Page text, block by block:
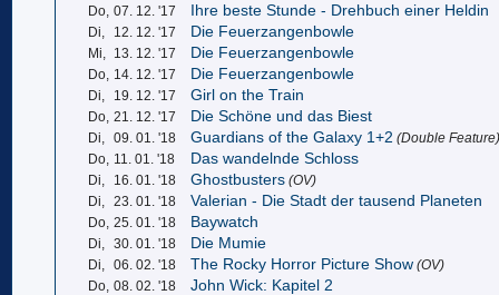
Do, 07. 12. '17 Ihre beste Stunde - Drehbuch einer Heldin
Di, 12. 12. '17 Die Feuerzangenbowle
Mi, 13. 12. '17 Die Feuerzangenbowle
Do, 14. 12. '17 Die Feuerzangenbowle
Di, 19. 12. '17 Girl on the Train
Do, 21. 12. '17 Die Schöne und das Biest
Di, 09. 01. '18 Guardians of the Galaxy 1+2 (Double
Do, 11. 01. '18 Das wandelnde Schloss
Di, 16. 01. '18 Ghostbusters (OV)
Di, 23. 01. '18 Valerian - Die Stadt der tausend Planeten
Do, 25. 01. '18 Baywatch
Di, 30. 01. '18 Die Mumie
Di, 06. 02. '18 The Rocky Horror Picture Show (OV)
Do, 08. 02. '18 John Wick: Kapitel 2